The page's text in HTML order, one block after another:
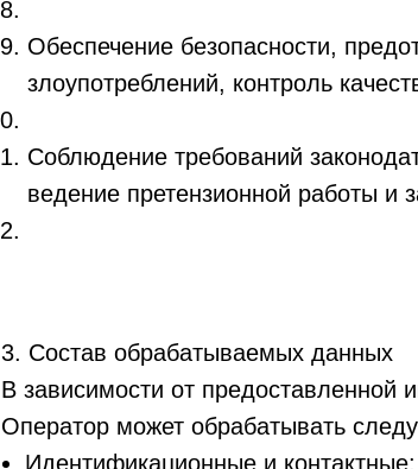
Обеспечение безопасности,
злоупотреблений, контроль
Соблюдение требований
ведение претензионной работы и
3. Состав обрабатываемых данных
В зависимости от предоставленной
Оператор может обрабатывать
Идентификационные и